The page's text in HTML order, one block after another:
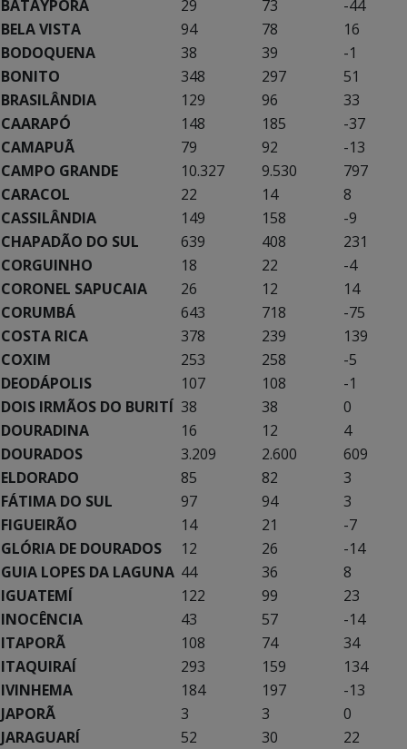
BATAYPORÃ 29 73
-44
BELA VISTA
94 78
16
BODOQUENA
38 39
-1
BONITO
348 297
51
BRASILÂNDIA
129 96
33
CAARAPÓ
148 185
-37
CAMAPUÃ
79 92
-13
CAMPO GRANDE
10.327 9.530
797
CARACOL
22 14
8
CASSILÂNDIA
149 158
-9
CHAPADÃO DO SUL
639 408
231
CORGUINHO
18 22
-4
CORONEL SAPUCAIA
26 12
14
CORUMBÁ
643 718
-75
COSTA RICA
378 239
139
COXIM
253 258
-5
DEODÁPOLIS
107 108
-1
DOIS IRMÃOS DO BURITÍ 38 38
0
DOURADINA
16 12
4
DOURADOS
3.209 2.600
609
ELDORADO
85 82
3
FÁTIMA DO SUL
97 94
3
FIGUEIRÃO
14 21
-7
GLÓRIA DE DOURADOS
12 26
-14
GUIA LOPES DA LAGUNA 44 36
8
IGUATEMÍ
122 99
23
INOCÊNCIA
43 57
-14
ITAPORÃ
108 74
34
ITAQUIRAÍ
293 159
134
IVINHEMA
184 197
-13
JAPORÃ
3 3
0
JARAGUARÍ
52 30
22